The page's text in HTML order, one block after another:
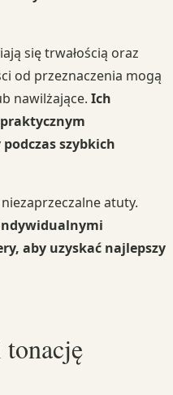
się trwałością oraz
od przeznaczenia mogą
nawilżające. Ich
szybkich
atuty.
aby uzyskać najlepszy